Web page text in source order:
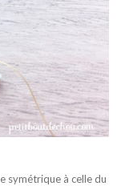
symétrique à celle du